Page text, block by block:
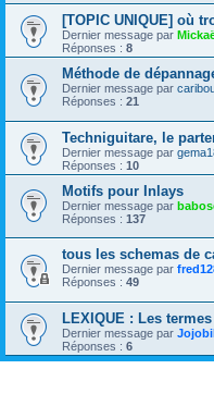
[TOPIC UNIQUE] où
Dernier message par
Réponses : 8
Méthode de
Dernier message par
Réponses : 21
Techniguitare, le
Dernier message par
Réponses : 10
Motifs pour Inlays
Dernier message par
Réponses : 137
tous les schemas de
Dernier message par
Réponses : 49
LEXIQUE : Les
Dernier message par
Réponses : 6